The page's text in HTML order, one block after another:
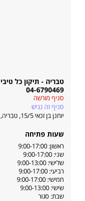
טבריה - תיקון כל טיבי
04-6790469
סניף מורשה
סניף זה נגיש
יוחנן בן זכאי 15/5, טבריה
,
שעות פתיחה
ראשון: 9:00-17:00
שני: 9:00-17:00
שלישי: 9:00-13:00
רביעי: 9:00-17:00
חמישי: 9:00-17:00
שישי: 9:00-13:00
שבת: סגור